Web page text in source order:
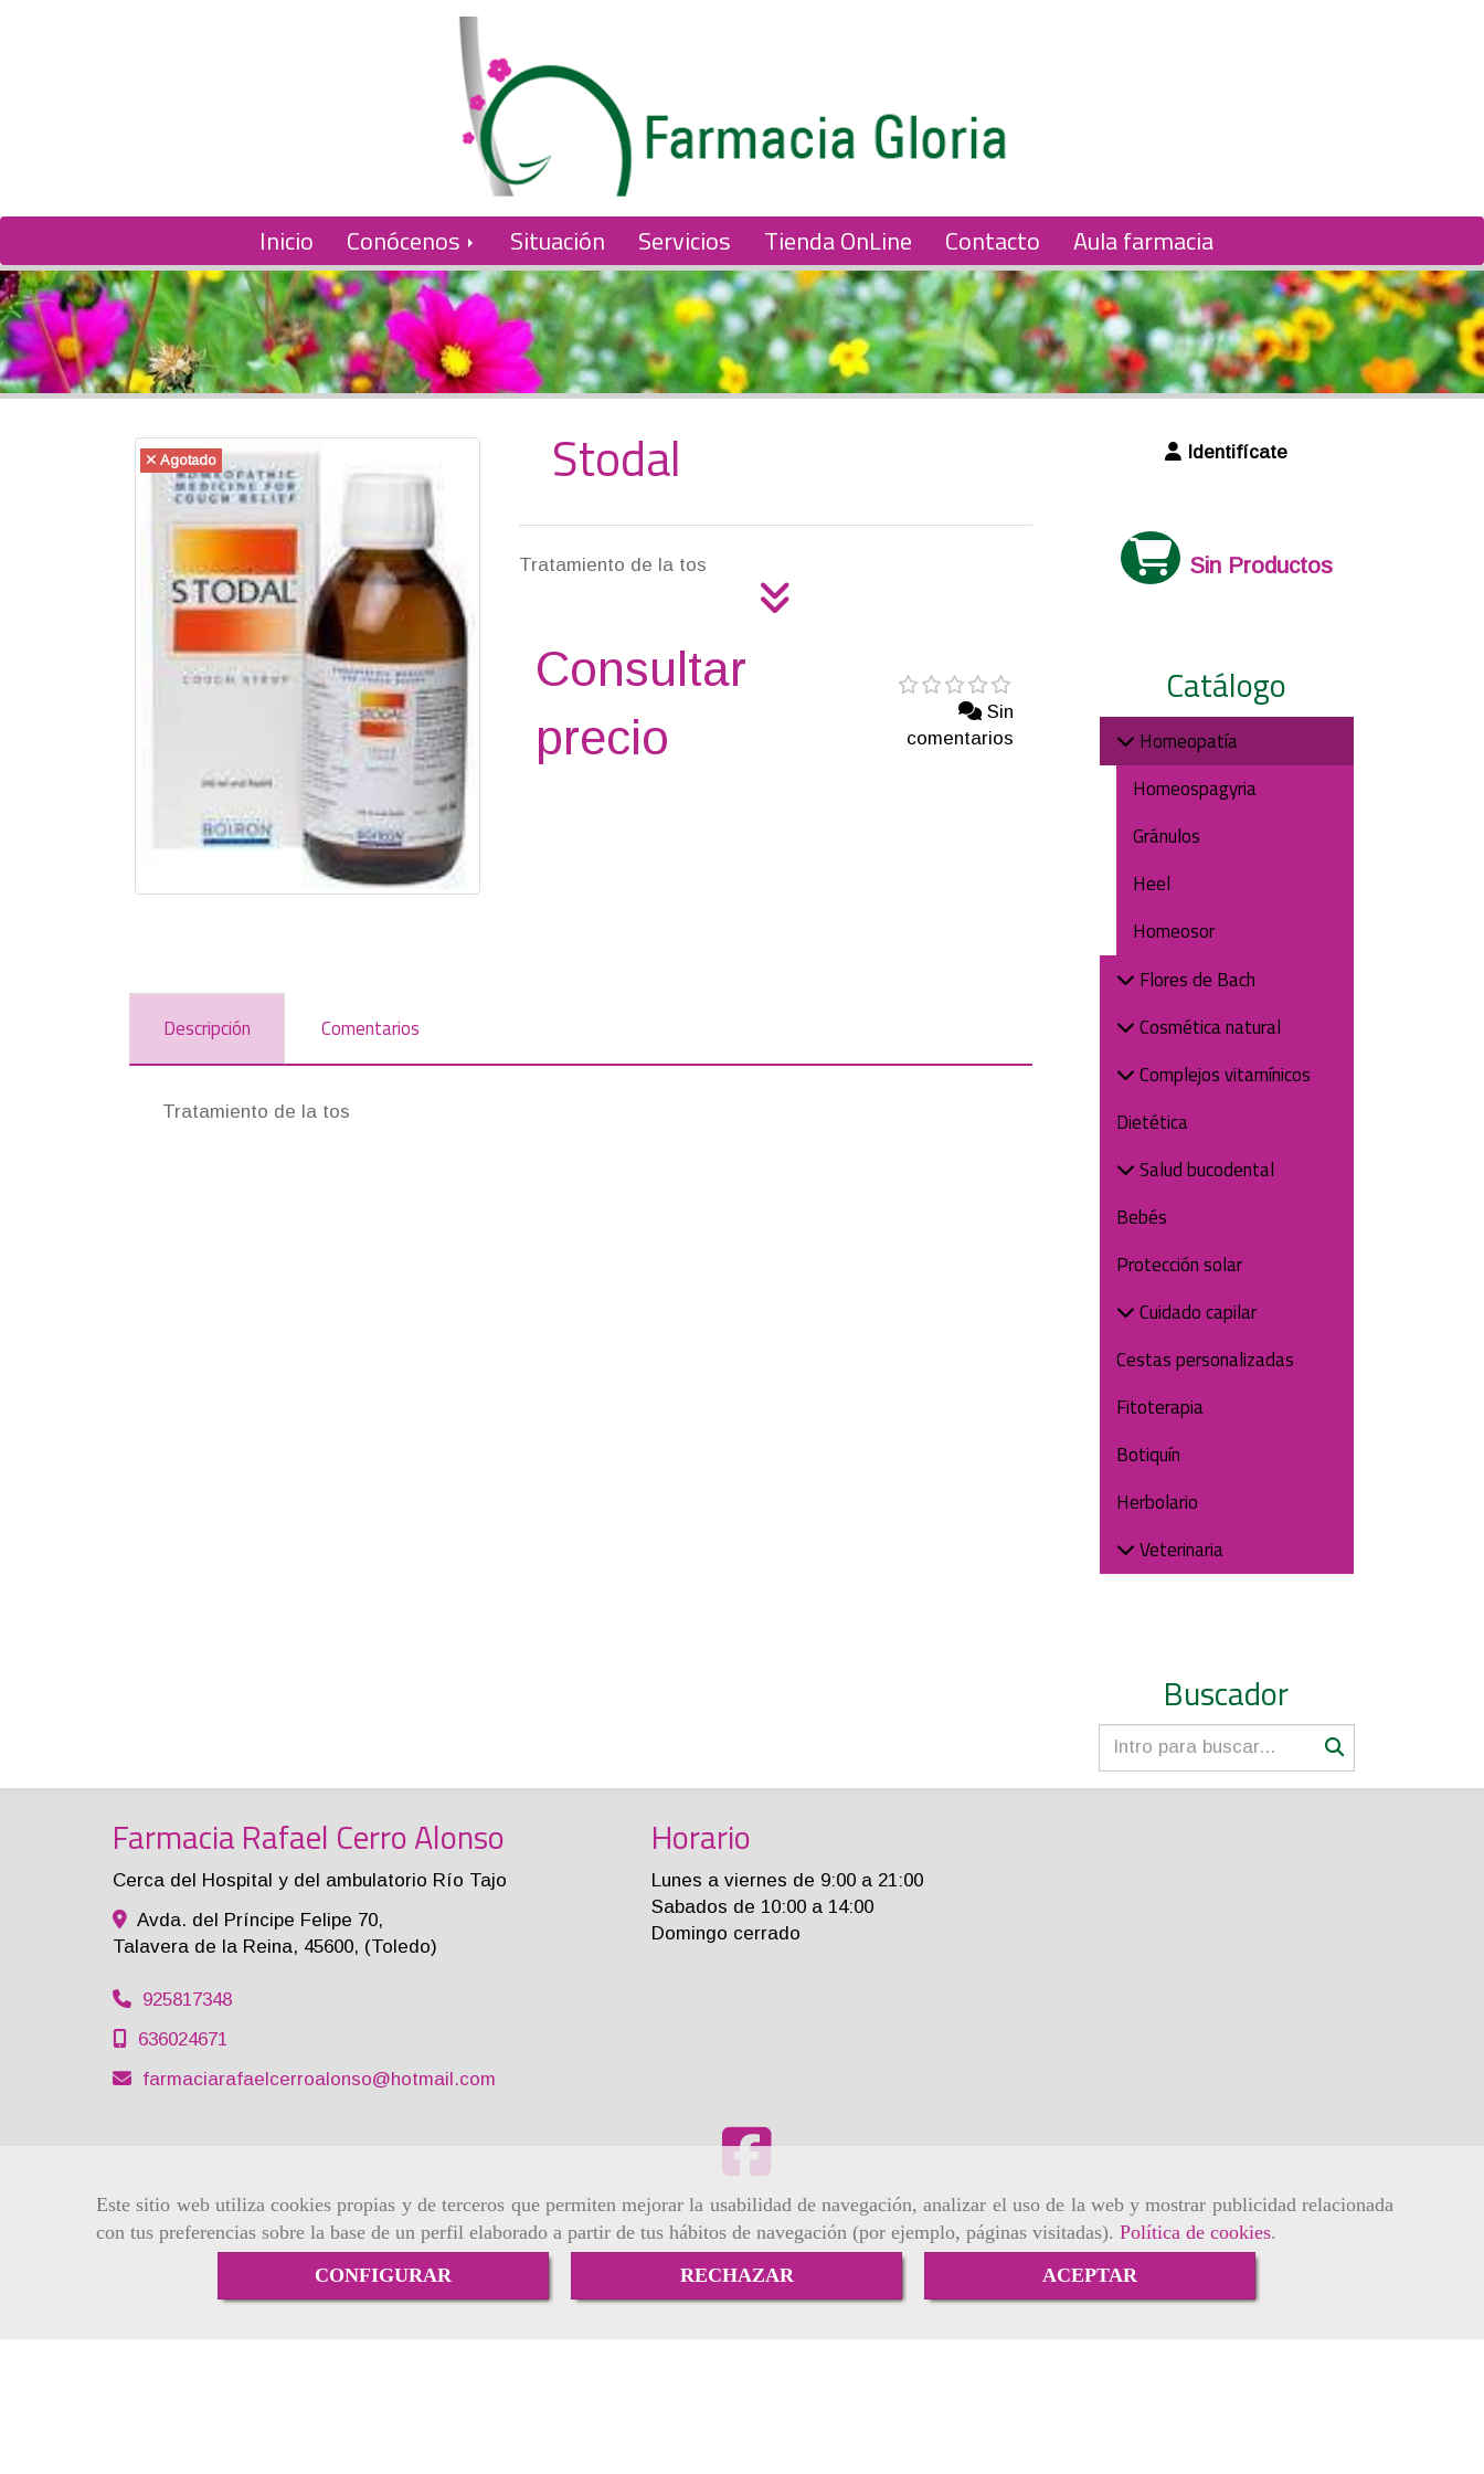
Este sitio web utiliza cookies propias y de terceros que permiten mejorar la usabilidad de navegación, analizar el uso de la web y mostrar publicidad relacionada
con tus preferencias sobre la base de un perfil elaborado a partir de tus hábitos de navegación (por ejemplo, páginas visitadas). Política de cookies.
CONFIGURAR
RECHAZAR ACEPTAR
Inicio Conócenos Situación Servicios Tienda OnLine Contacto Aula farmacia
Agotado Stodal
Tratamiento de la tos
Consultar
precio
Sin
comentarios
Descripción Comentarios
Tratamiento de la tos
Identifícate
Sin Productos
Catálogo
Homeopatía
Homeospagyria
Gránulos
Heel
Homeosor
Flores de Bach
Cosmética natural
Complejos vitamínicos
Dietética
Salud bucodental
Bebés
Protección solar
Cuidado capilar
Cestas personalizadas
Fitoterapia
Botiquín
Herbolario
Veterinaria
Buscador
Farmacia Rafael Cerro Alonso
Cerca del Hospital y del ambulatorio Río Tajo
Avda. del Príncipe Felipe 70,
Talavera de la Reina, 45600, (Toledo)
925817348
636024671
farmaciarafaelcerroalonso
hotmail.com
Horario
Lunes a viernes de 9:00 a 21:00
Sabados de 10:00 a 14:00
Domingo cerrado